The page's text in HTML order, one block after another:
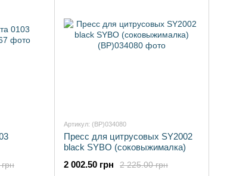
Артикул: (BP)034080
Пресс для цитрусовых SY2002
black SYBO (соковыжималка)
2 225.00 грн
2 002.50 грн